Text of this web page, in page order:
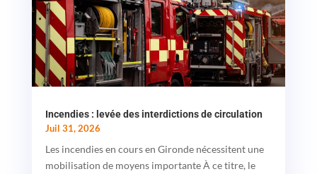
Incendies : levée des interdictions de circulation
Juil 31, 2026
Les incendies en cours en Gironde nécessitent une
mobilisation de moyens importante À ce titre, le